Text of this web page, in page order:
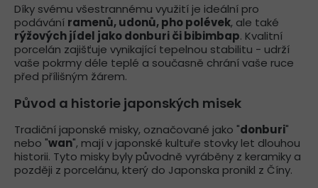
Díky svému všestrannému využití je ideální pro
podávání ramenů, udonů, pho polévek, ale také
rýžových jídel jako donburi či bibimbap. Kvalitní
porcelán zajišťuje vynikající tepelnou stabilitu - udrží
vaše pokrmy déle teplé a současně chrání vaše ruce
před přílišným žárem.
Původ a historie japonských misek
Tradiční japonské misky, označované jako "donburi"
nebo "wan", mají v japonské kultuře stovky let dlouhou
historii. Tyto misky byly původně vyráběny z keramiky a
později z porcelánu, který do Japonska pronikl z Číny.